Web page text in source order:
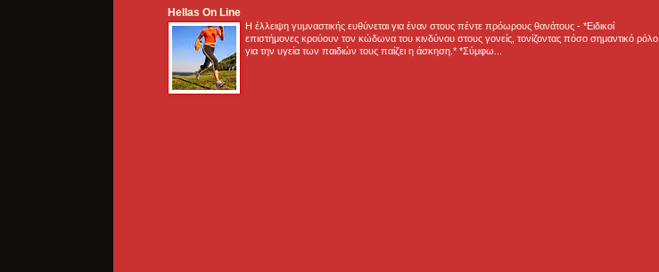
Hellas On Line
Η έλλειψη γυμναστικής ευθύνεται για έναν στους πέντε πρόωρους θανάτους - *Ειδικοί
επιστήμονες κρούουν τον κώδωνα του κινδύνου στους γονείς, τονίζοντας πόσο σημαντικό ρόλο
για την υγεία των παιδιών τους παίζει η άσκηση.* *Σύμφω...